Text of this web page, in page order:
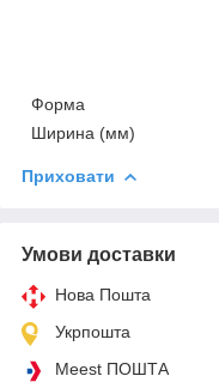
Форма
Ширина (мм)
Приховати
Умови доставки
Нова Пошта
Укрпошта
Meest ПОШТА